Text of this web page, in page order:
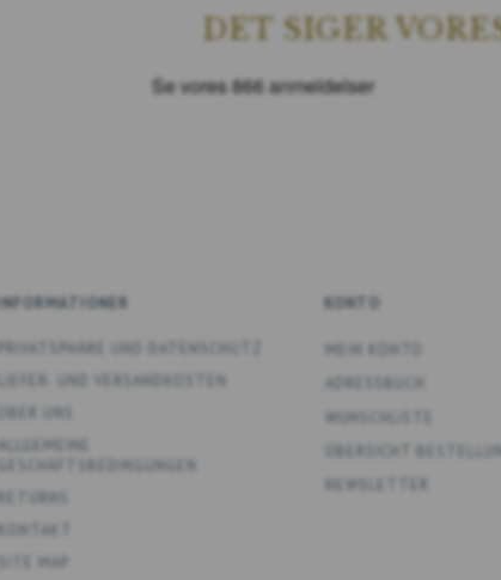
DET SIGER
INFORMATIONER
LIEFER- UND VERSANDKOSTEN
ALLGEMEINE
KONTAKT
SITE MAP
KONTO
MEIN KONTO
ADRESSBUCH
WUNSCHLISTE
NEWSLETTER